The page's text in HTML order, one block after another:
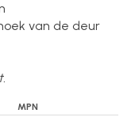
van de deur
MPN